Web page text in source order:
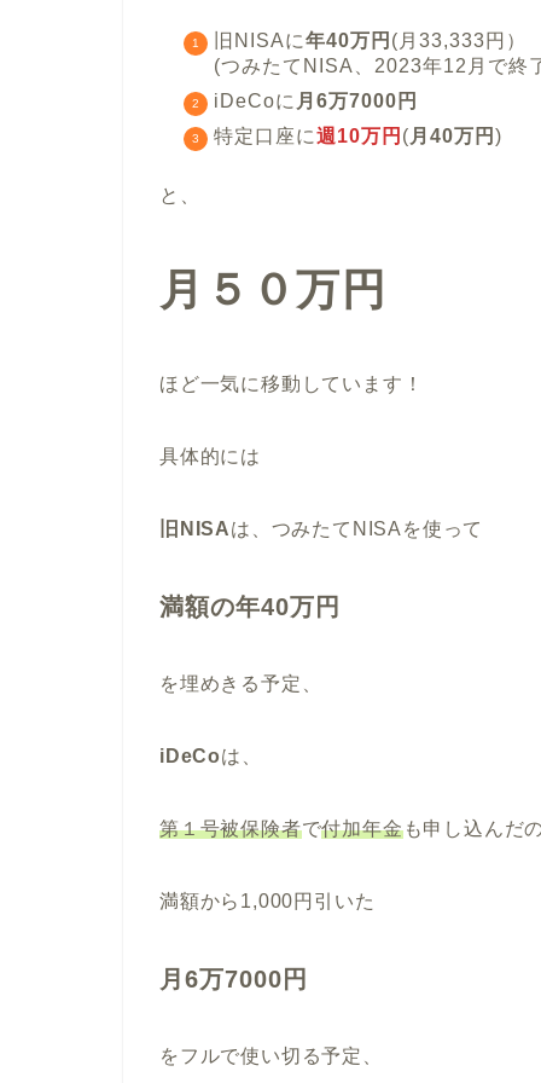
旧NISAに年40万円 (月33,333円）
(つみたてNISA、2023年12月で終
iDeCoに 月6万7000円
特定口座に週10万円 (月40万円 )
と、
月５０万円
ほど一気に移動しています！
具体的には
旧NISAは、つみたてNISAを使って
満額の年40万円
を埋めきる予定、
iDeCoは、
第１号被保険者で付加年金も申し込んだ
満額から1,000円引いた
月6万7000円
をフルで使い切る予定、